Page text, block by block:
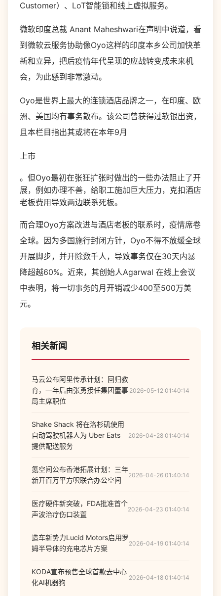
Customer）、LoT智能锁和线上虚拟服务。
微软印度总裁 Anant Maheshwari在声明中说道，看
到微软云服务协助像Oyo这样的印度本乡公司加快革
新和立异，把后疫情年代呈现的应战转变成未来机
会，为此感到非常激动。
Oyo是世界上最大的连锁酒店品牌之一，在印度、欧
洲、美国均有事务散布。该公司曾获得过软银出资，
且本栏目指出其或将在本年9月
上市
。但Oyo最初在张狂扩张时做出的一些办法阻止了开
展，例如办理不善，给职工施加巨大压力，克扣酒店
老板费用导致两边联系死板。
而合理Oyo方案改进与酒店老板的联系时，疫情席卷
全球。因为多国施行封闭方针，Oyo不得不放缓全球
开展脚步，并开除数千人，导致事务仅在30天内暴
降超越60%。近来，其创始人Agarwal 在线上会议
中表明，将一切事务的月开销减少400至500万美
元。
相关新闻
马云公布阿里传承计划：回归教
育，一年后由张勇接任集团董事
局主席职位
2026-05-12 01:40:14
Shake Shack 将在洛杉矶使用
自动驾驶机器人为 Uber Eats
提供配送服务
2026-04-28 01:40:14
氪空间公布香港拓展计划：三年
新开百万平方呎联合办公空间
2026-04-26 01:40:14
医疗硬件新突破，FDA批准首个
声波治疗伤口装置
2026-04-23 01:40:14
造车新势力Lucid Motors启用罗
姆半导体的充电芯片方案
2026-04-19 01:40:14
KODA宣布预售全球首款去中心
化AI机器狗
2026-04-18 01:40:14